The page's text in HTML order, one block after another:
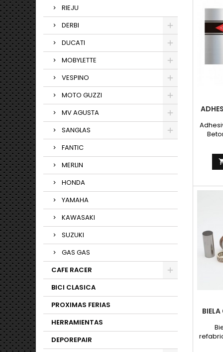
RIEJU
DERBI
DUCATI
MOBYLETTE
VESPINO
MOTO GUZZI
MV AGUSTA
SANGLAS
FANTIC
MERLIN
HONDA
YAMAHA
KAWASAKI
SUZUKI
GAS GAS
CAFE RACER
BICI CLASICA
PROXIMAS FERIAS
HERRAMIENTAS
DEPOREPAIR
/
como